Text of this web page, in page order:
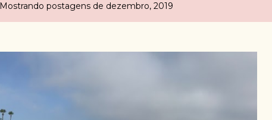
Mostrando postagens de dezembro, 2019